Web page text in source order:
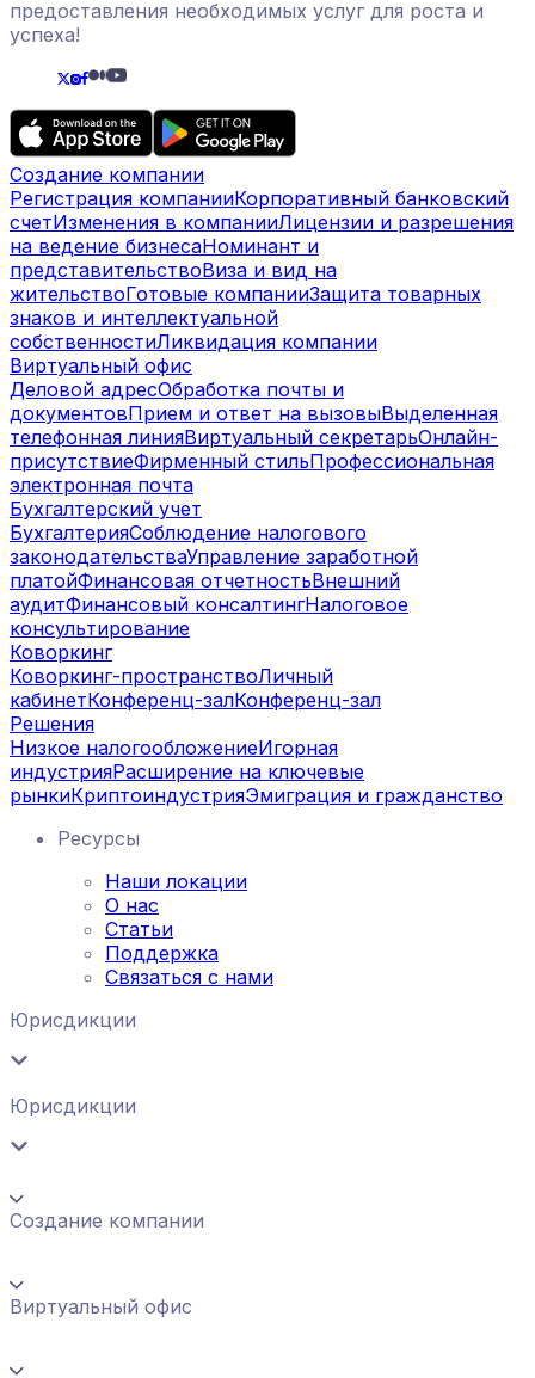
предоставления необходимых услуг для роста и
успеха!
Создание компании
Регистрация компанииКорпоративный банковский
счетИзменения в компанииЛицензии и разрешения
на ведение бизнесаНоминант и
представительствоВиза и вид на
жительствоГотовые компанииЗащита товарных
знаков и интеллектуальной
собственностиЛиквидация компании
Виртуальный офис
Деловой адресОбработка почты и
документовПрием и ответ на вызовыВыделенная
телефонная линияВиртуальный секретарьОнлайн-
присутствиеФирменный стильПрофессиональная
электронная почта
Бухгалтерский учет
БухгалтерияСоблюдение налогового
законодательстваУправление заработной
платойФинансовая отчетностьВнешний
аудитФинансовый консалтингНалоговое
консультирование
Коворкинг
Коворкинг-пространствоЛичный
кабинетКонференц-залКонференц-зал
Решения
Низкое налогообложениеИгорная
индустрияРасширение на ключевые
рынкиКриптоиндустрияЭмиграция и гражданство
Ресурсы
Наши локации
О нас
Статьи
Поддержка
Связаться с нами
Юрисдикции
Юрисдикции
Создание компании
Виртуальный офис